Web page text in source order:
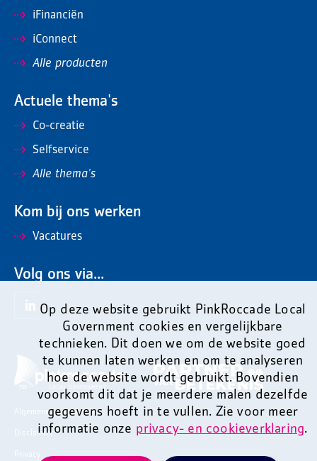
Op deze website gebruikt PinkRoccade Local
Government cookies en vergelijkbare
technieken. Dit doen we om de website goed
te kunnen laten werken en om te analyseren
hoe de website wordt gebruikt. Bovendien
voorkomt dit dat je meerdere malen dezelfde
gegevens hoeft in te vullen. Zie voor meer
informatie onze privacy- en cookieverklaring.
iFinanciën
iConnect
Alle producten
Actuele thema's
Co-creatie
Selfservice
Alle thema's
Kom bij ons werken
Vacatures
Volg ons via...
Algemene voorwaarden
Disclaimer
Privacy